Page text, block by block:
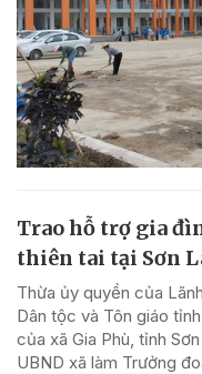
Trao hỗ trợ gia
thiên tai tại Sơn
Thừa ủy quyền của
Dân tộc và Tôn giáo
của xã Gia Phù, tỉnh
UBND xã làm Trưởng